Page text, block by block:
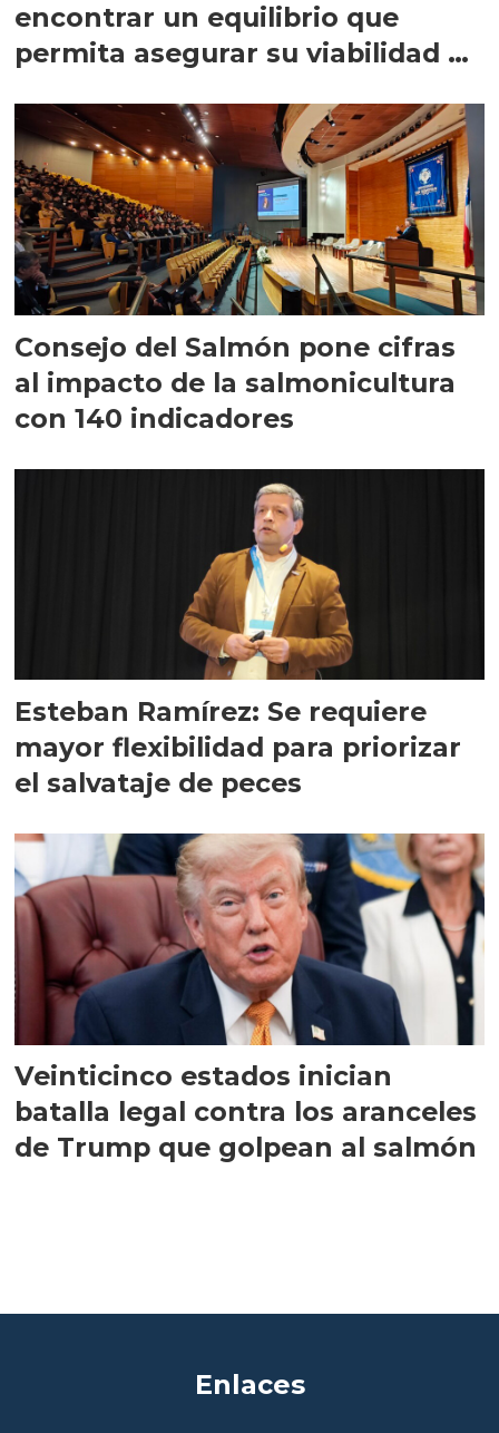
encontrar un equilibrio que
permita asegurar su viabilidad de
Consejo del Salmón pone cifras
al impacto de la salmonicultura
con 140 indicadores
Esteban Ramírez: Se requiere
mayor flexibilidad para priorizar
el salvataje de peces
Veinticinco estados inician
batalla legal contra los aranceles
de Trump que golpean al salmón
Enlaces